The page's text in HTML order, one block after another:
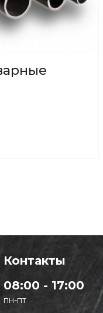
Контакты
08:00 - 17:00
пн-пт